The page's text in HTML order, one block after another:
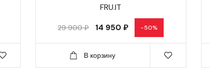
FRU.IT
29 900 ₽ 14 950 ₽ -50%
В корзину